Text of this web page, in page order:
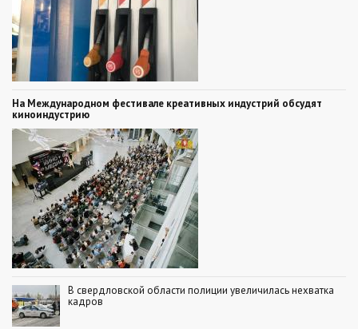
На Международном фестивале креативных индустрий обсудят
киноиндустрию
В свердловской области полиции увеличилась нехватка
кадров